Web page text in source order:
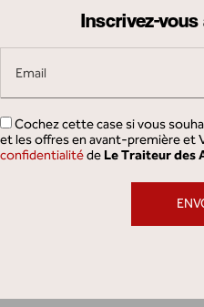
Inscrivez-
Email
Cochez cette case si vous
et les offres en avant-première et
confidentialitédeLe Traiteur des